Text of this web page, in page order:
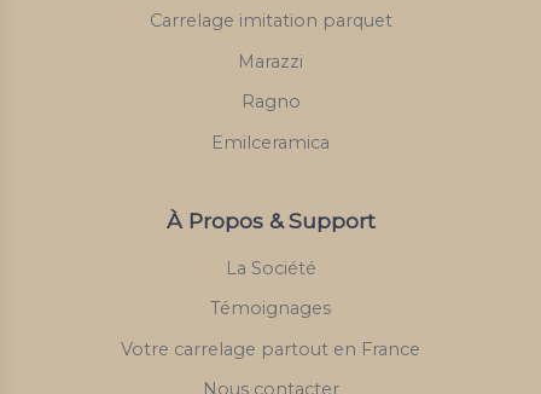
Carrelage imitation parquet
Marazzi
Ragno
Emilceramica
À Propos & Support
La Société
Témoignages
Votre carrelage partout en France